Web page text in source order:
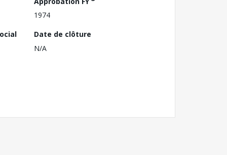
1974
Date de clôture
N/A